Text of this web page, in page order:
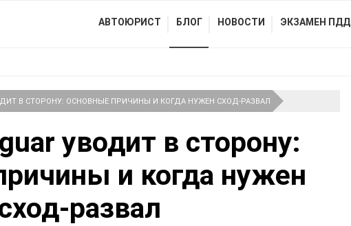
АВТОЮРИСТ БЛОГ НОВОСТИ ЭКЗАМЕН ПДД
В СТОРОНУ: ОСНОВНЫЕ ПРИЧИНЫ И КОГДА НУЖЕН СХОД-РАЗВАЛ
уводит в сторону:
и когда нужен
развал